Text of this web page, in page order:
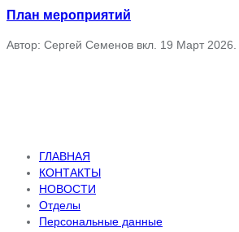
План мероприятий
Автор: Сергей Семенов вкл. 19 Март 2026
ГЛАВНАЯ
КОНТАКТЫ
НОВОСТИ
Отделы
Персональные данные